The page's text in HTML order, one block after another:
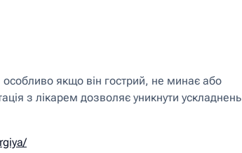
якщо він гострий, не минає або
з лікарем дозволяє уникнути ускладнень